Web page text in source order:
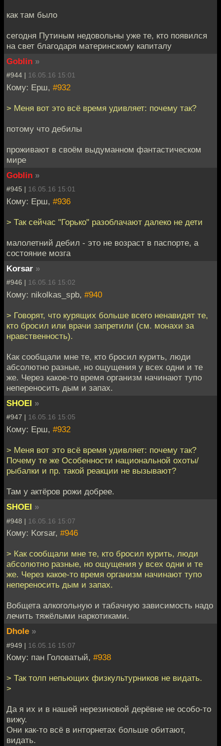
как там было
сегодня Путиным недовольны уже те, кто появился
на свет благодаря материнскому капиталу
Goblin »
#944 | 16.05.16 15:01
Кому: Ерш, #932
> Меня вот это всё время удивляет: почему так?
потому что дебилы
проживают в своём выдуманном фантастическом
мире
Goblin »
#945 | 16.05.16 15:01
Кому: Ерш, #936
> Так сейчас "Горько" разоблачают далеко не дети
малолетний дебил - это не возраст в паспорте, а
состояние мозга
Korsar »
#946 | 16.05.16 15:02
Кому: nikolkas_spb, #940
> Говорят, что курящих больше всего ненавидят те,
кто бросил или врачи запретили (см. монахи за
нравственность).
Как сообщали мне те, кто бросил курить, люди
абсолютно разные, но ощущения у всех одни и те
же. Через какое-то время организм начинают тупо
непереносить дым и запах.
SHOEI »
#947 | 16.05.16 15:05
Кому: Ерш, #932
> Меня вот это всё время удивляет: почему так?
Почему те же Особенности национальной охоты/
рыбалки и пр. такой реакции не вызывают?
Там у актёров рожи добрее.
SHOEI »
#948 | 16.05.16 15:07
Кому: Korsar, #946
> Как сообщали мне те, кто бросил курить, люди
абсолютно разные, но ощущения у всех одни и те
же. Через какое-то время организм начинают тупо
непереносить дым и запах.
Вобщета алкогольную и табачную зависимость надо
лечить тяжёлыми наркотиками.
Dhole »
#949 | 16.05.16 15:07
Кому: пан Головатый, #938
> Так толп непьющих физкультурников не видать.
>
Да я их и в нашей нерезиновой дерёвне не особо-то
вижу.
Они как-то всё в инторнетах больше обитают,
видать.